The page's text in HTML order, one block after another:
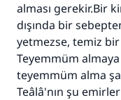
alması gerekir.Bir
dışında bir
yetmezse, temiz
Teyemmüm
teyemmüm alma
Teâlâ'nın şu
Ümmete
Her kim bir
kişinin